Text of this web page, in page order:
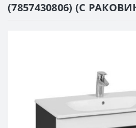
(7857430806) (С